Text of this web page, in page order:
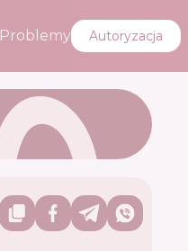
Problemy Autoryzacja